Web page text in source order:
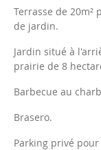
Terrasse de
de jardin.
Jardin situé à
prairie de 8
Barbecue au
Brasero.
Parking privé